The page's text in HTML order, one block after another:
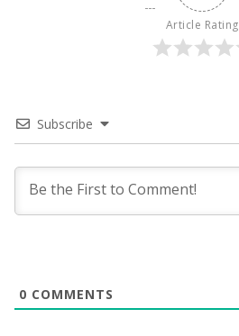
Article Rating
Subscribe
0 COMMENTS